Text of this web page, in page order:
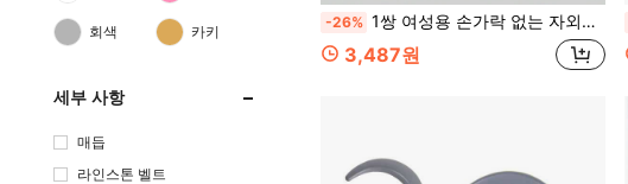
회색 카키
세부 사항
매듭
라인스톤 벨트
-26% 1쌍 여성용 손가락 없는 자외선 차단 장갑, 운전, 사이클링, 야외 활동, 여름, 여행, 축제용 중형 길이 통기성 미끄럼 방지
3,487원